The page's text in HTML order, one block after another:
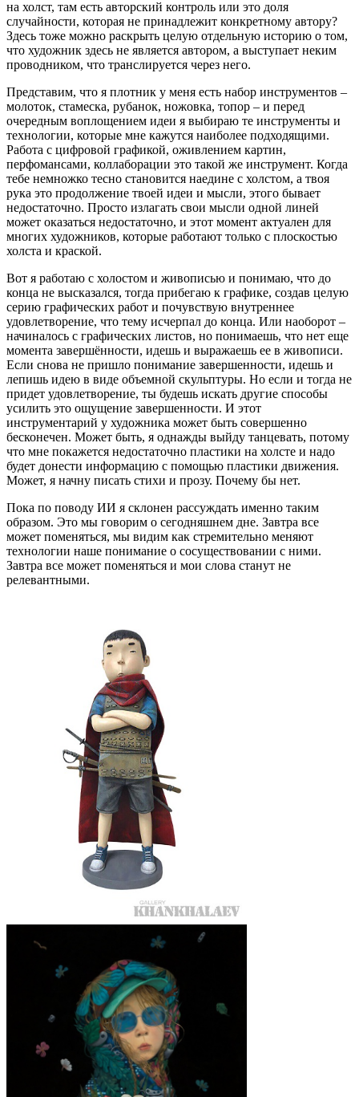
на холст, там есть авторский контроль или это доля
случайности, которая не принадлежит конкретному автору?
Здесь тоже можно раскрыть целую отдельную историю о том,
что художник здесь не является автором, а выступает неким
проводником, что транслируется через него.
Представим, что я плотник у меня есть набор инструментов –
молоток, стамеска, рубанок, ножовка, топор – и перед
очередным воплощением идеи я выбираю те инструменты и
технологии, которые мне кажутся наиболее подходящими.
Работа с цифровой графикой, оживлением картин,
перфомансами, коллаборации это такой же инструмент. Когда
тебе немножко тесно становится наедине с холстом, а твоя
рука это продолжение твоей идеи и мысли, этого бывает
недостаточно. Просто излагать свои мысли одной линей
может оказаться недостаточно, и этот момент актуален для
многих художников, которые работают только с плоскостью
холста и краской.
Вот я работаю с холостом и живописью и понимаю, что до
конца не высказался, тогда прибегаю к графике, создав целую
серию графических работ и почувствую внутреннее
удовлетворение, что тему исчерпал до конца. Или наоборот –
начиналось с графических листов, но понимаешь, что нет еще
момента завершённости, идешь и выражаешь ее в живописи.
Если снова не пришло понимание завершенности, идешь и
лепишь идею в виде объемной скульптуры. Но если и тогда не
придет удовлетворение, ты будешь искать другие способы
усилить это ощущение завершенности. И этот
инструментарий у художника может быть совершенно
бесконечен. Может быть, я однажды выйду танцевать, потому
что мне покажется недостаточно пластики на холсте и надо
будет донести информацию с помощью пластики движения.
Может, я начну писать стихи и прозу. Почему бы нет.
Пока по поводу ИИ я склонен рассуждать именно таким
образом. Это мы говорим о сегодняшнем дне. Завтра все
может поменяться, мы видим как стремительно меняют
технологии наше понимание о сосуществовании с ними.
Завтра все может поменяться и мои слова станут не
релевантными.